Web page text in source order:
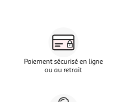
Paiement sécurisé en ligne
ou au retrait